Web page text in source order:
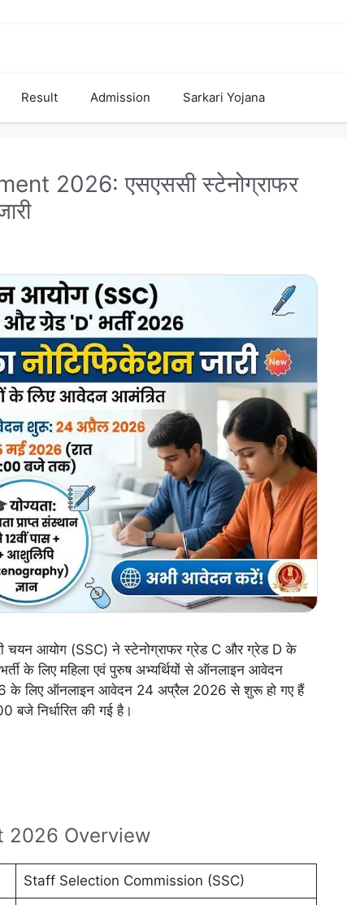
Result Admission Sarkari Yojana
2026: एसएससी स्टेनोग्राफर
आयोग (SSC) ने स्टेनोग्राफर ग्रेड C और ग्रेड D के
के लिए महिला एवं पुरुष अभ्यर्थियों से ऑनलाइन आवेदन
के लिए ऑनलाइन आवेदन 24 अप्रैल 2026 से शुरू हो गए हैं
निर्धारित की गई है।
2026 Overview
Staff Selection Commission (SSC)